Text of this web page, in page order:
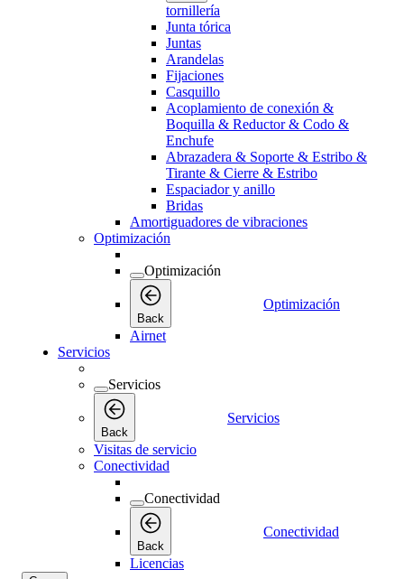
tornillería
Junta tórica
Juntas
Arandelas
Fijaciones
Casquillo
Acoplamiento de conexión &
Boquilla & Reductor & Codo &
Enchufe
Abrazadera & Soporte & Estribo &
Tirante & Cierre & Estribo
Espaciador y anillo
Bridas
Amortiguadores de vibraciones
Optimización
Optimización
Back
Optimización
Airnet
Servicios
Servicios
Back
Servicios
Visitas de servicio
Conectividad
Conectividad
Back
Conectividad
Licencias